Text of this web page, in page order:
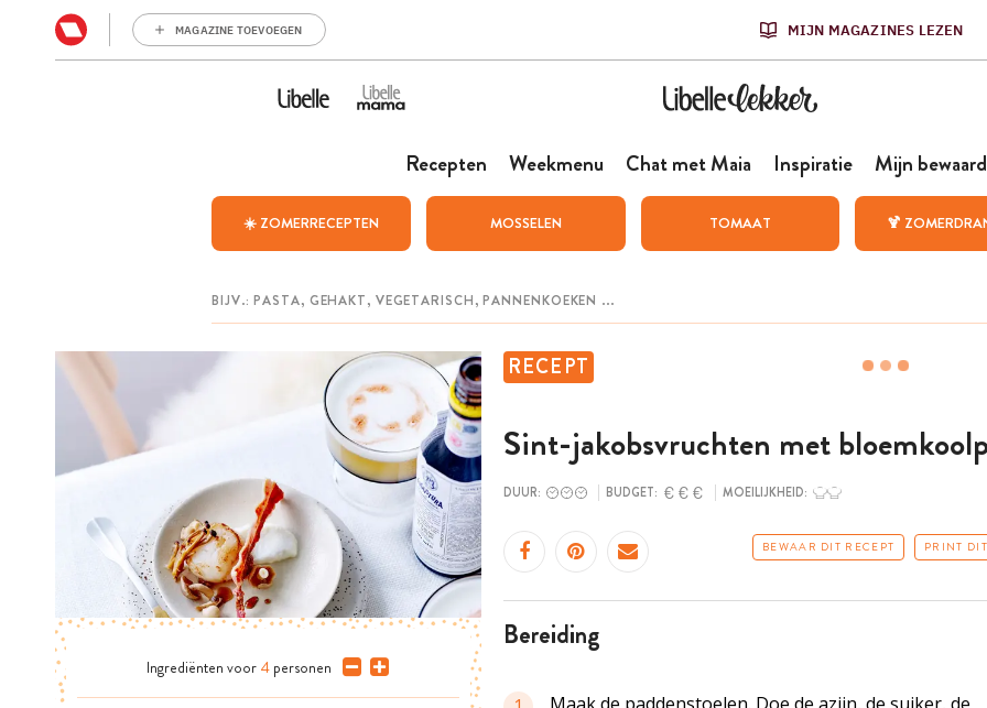
MAGAZINE TOEVOEGEN MIJN MAGAZINES LEZEN
Recepten Weekmenu Chat met Maia Inspiratie Mijn
☀️ ZOMERRECEPTEN MOSSELEN TOMAAT 🍹
RECEPT
Sint-jakobsvruchten met
DUUR: BUDGET: MOEILIJKHEID:
BEWAAR DIT RECEPT PRINT
bereiding
Ingrediënten voor 4 personen